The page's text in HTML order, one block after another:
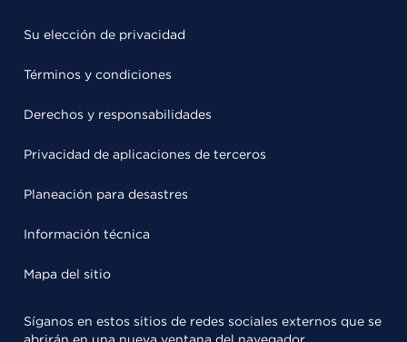
Su elección de privacidad
Términos y condiciones
Derechos y responsabilidades
Privacidad de aplicaciones de terceros
Planeación para desastres
Información técnica
Mapa del sitio
Síganos en estos sitios de redes sociales externos que se